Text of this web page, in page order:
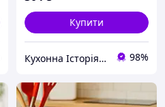
Купити
Кухонна Історія - товари для кухні та дому 98%